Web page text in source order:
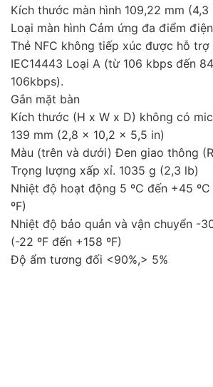
Kích thước màn hình 109,22 mm (4,3
Loại màn hình Cảm ứng đa điểm
Thẻ NFC không tiếp xúc được hỗ trợ
IEC14443 Loại A (từ 106 kbps đến
106kbps).
Gắn mặt bàn
Kích thước (H x W x D) không có
139 mm (2,8 x 10,2 x 5,5 in)
Màu (trên và dưới) Đen giao thông
Trọng lượng xấp xỉ. 1035 g (2,3 lb)
Nhiệt độ hoạt động 5 ºC đến +45 ºC
ºF)
Nhiệt độ bảo quản và vận chuyển -
(-22 ºF đến +158 ºF)
Độ ẩm tương đối <90%,> 5%